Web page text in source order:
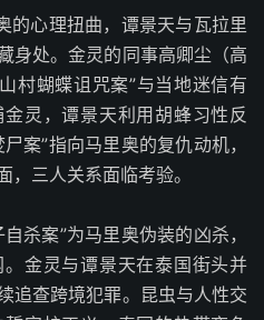
的心理扭曲，谭景天与瓦拉里
身处。金灵的同事高卿尘（高
村蝴蝶诅咒案”与当地迷信有
灵，谭景天利用胡蜂习性反
案”指向马里奥的复仇动机，
三人关系面临考验。
杀案”为马里奥伪装的凶杀，
金灵与谭景天在泰国街头并
追查跨境犯罪。昆虫与人性交